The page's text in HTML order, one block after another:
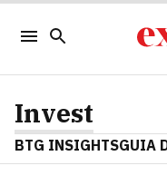
Invest
BTG INSIGHTSGUIA